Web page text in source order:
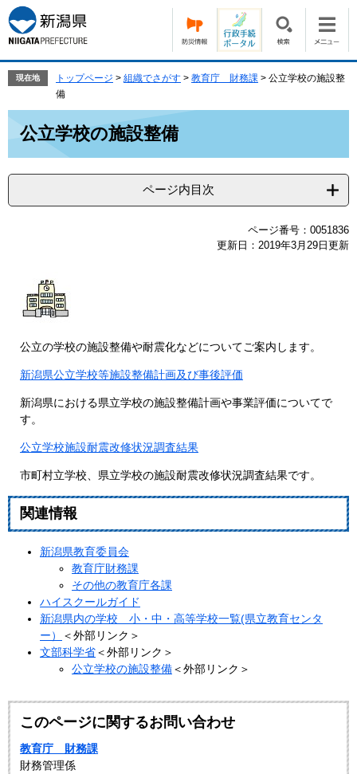
ー
ジ
の
で
ニ
ュ
ー
ば
本
文
現在地 トップページ > 組織でさがす > 教育庁 財務課 > 公立学校の施設整
備
公立学校の施設整備
ページ内目次
ページ番号：0051836
更新日：2019年3月29日更新
公立の学校の施設整備や耐震化などについてご案内します。
新潟県公立学校等施設整備計画及び事後評価
新潟県における県立学校の施設整備計画や事業評価についてで
す。
公立学校施設耐震改修状況調査結果
市町村立学校、県立学校の施設耐震改修状況調査結果です。
関連情報
新潟県教育委員会
教育庁財務課
その他の教育庁各課
ハイスクールガイド
新潟県内の学校 小・中・高等学校一覧(県立教育センタ
ー）
＜外部リンク＞
文部科学省＜外部リンク＞
公立学校の施設整備＜外部リンク＞
このページに関するお問い合わせ
教育庁 財務課
財務管理係